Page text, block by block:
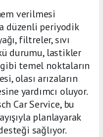
verilmesi
düzenli periyodik
filtreler, sıvı
durumu, lastikler
temel noktaların
olası arızaların
yardımcı oluyor.
Car Service, bu
planlayarak
sağlıyor.